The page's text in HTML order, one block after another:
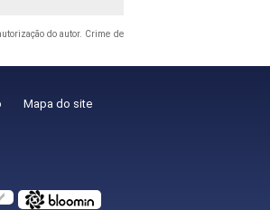
do autor. Crime de
Mapa do site